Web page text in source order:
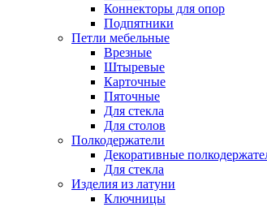
Коннекторы для опор
Подпятники
Петли мебельные
Врезные
Штыревые
Карточные
Пяточные
Для стекла
Для столов
Полкодержатели
Декоративные
Для стекла
Изделия из латуни
Ключницы